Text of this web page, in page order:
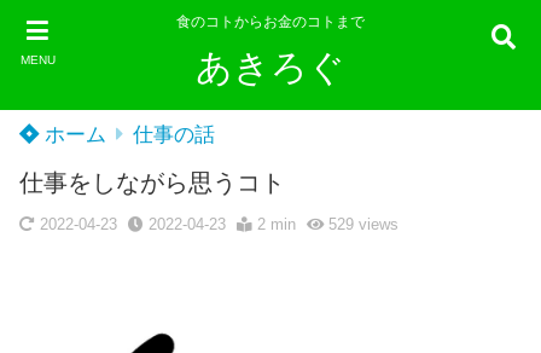
MENU
食のコトからお金のコトまで
あきろぐ
ホーム 仕事の話
仕事をしながら思うコト
2022-04-23 2022-04-23 2 min 529views